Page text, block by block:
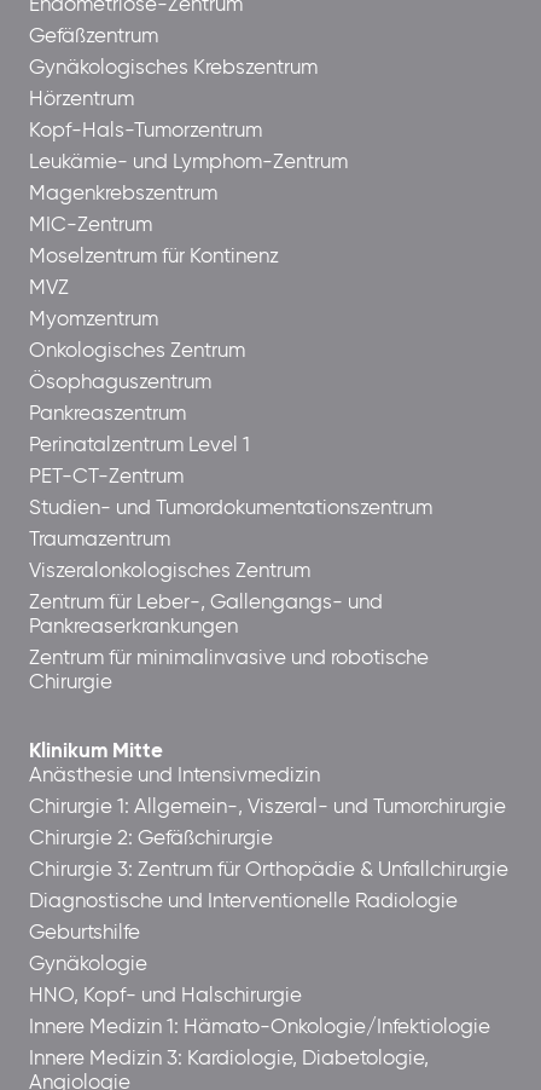
Endometriose-Zentrum
Gefäßzentrum
Gynäkologisches Krebszentrum
Hörzentrum
Kopf-Hals-Tumorzentrum
Leukämie- und Lymphom-Zentrum
Magenkrebszentrum
MIC-Zentrum
Moselzentrum für Kontinenz
MVZ
Myomzentrum
Onkologisches Zentrum
Ösophaguszentrum
Pankreaszentrum
Perinatalzentrum Level 1
PET-CT-Zentrum
Studien- und Tumordokumentationszentrum
Traumazentrum
Viszeralonkologisches Zentrum
Zentrum für Leber-, Gallengangs- und
Pankreaserkrankungen
Zentrum für minimalinvasive und robotische
Chirurgie
Klinikum Mitte
Anästhesie und Intensivmedizin
Chirurgie 1: Allgemein-, Viszeral- und Tumorchirurgie
Chirurgie 2: Gefäßchirurgie
Chirurgie 3: Zentrum für Orthopädie & Unfallchirurgie
Diagnostische und Interventionelle Radiologie
Geburtshilfe
Gynäkologie
HNO, Kopf- und Halschirurgie
Innere Medizin 1: Hämato-Onkologie/Infektiologie
Innere Medizin 3: Kardiologie, Diabetologie,
Angiologie